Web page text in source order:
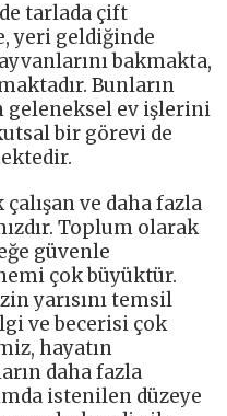
tarlada çift
yeri geldiğinde
bakmakta,
Bunların
geleneksel ev işlerini
bir görevi de
ve daha fazla
Toplum olarak
güvenle
çok büyüktür.
yarısını temsil
ve becerisi çok
hayatın
daha fazla
istenilen düzeye